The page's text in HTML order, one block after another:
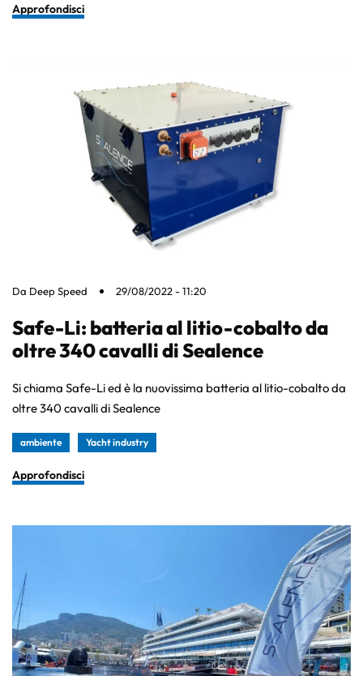
Approfondisci
Da Deep Speed 29/08/2022 - 11:20
Safe-Li: batteria al litio-cobalto da
oltre 340 cavalli di Sealence
Si chiama Safe-Li ed è la nuovissima batteria al litio-cobalto da
oltre 340 cavalli di Sealence
ambiente Yacht industry
Approfondisci